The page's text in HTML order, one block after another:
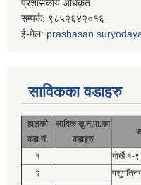
प्रशासकीय अधिकृत
सम्पर्क: ९८५२६४२०१६
ई-मेल:
साविकका वडाहरु
हालको
वडा नं.
साविक सु.न.पा.का
वडाहरु
१
गोर्खे १-
२